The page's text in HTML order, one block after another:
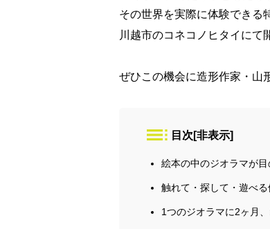
その世界を実際に体験できる
川越市のコネコノヒタイにて
ぜひこの機会に造形作家・山
目次 [非表示]
絵本の中のジオラマが目
触れて・探して・遊べ
1つのジオラマに2ヶ月